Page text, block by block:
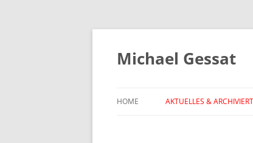
Michael Gessat
HOME AKTUELLES &